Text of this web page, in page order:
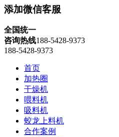
添加微信客服
全国统一
咨询热线188-5428-9373
188-5428-9373
首页
加热圈
干燥机
喂料机
吸料机
蛟龙上料机
合作案例